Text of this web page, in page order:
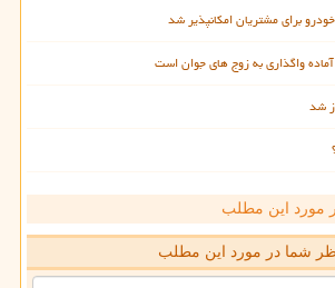
برای مشتریان امکانپذیر شد
شد
مورد این مطلب
شما در مورد این مطلب